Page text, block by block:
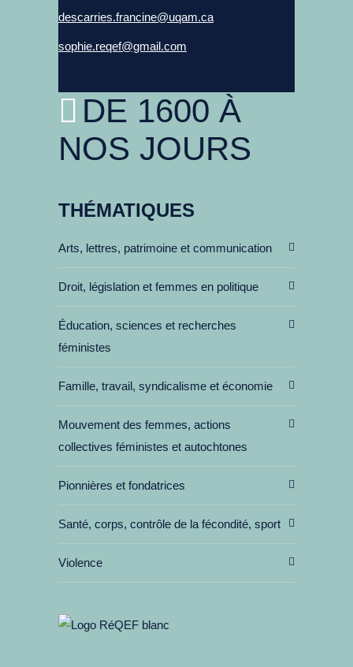
descarries.francine@uqam.ca
sophie.reqef@gmail.com
DE 1600 À
NOS JOURS
THÉMATIQUES
Arts, lettres, patrimoine et communication
Droit, législation et femmes en politique
Éducation, sciences et recherches
féministes
Famille, travail, syndicalisme et économie
Mouvement des femmes, actions
collectives féministes et autochtones
Pionnières et fondatrices
Santé, corps, contrôle de la fécondité, sport
Violence